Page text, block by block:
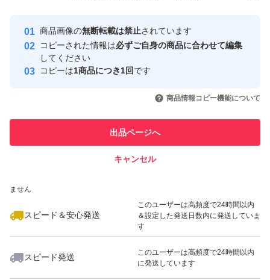
安心取引出品者
心・安全なユーザーです
取引実績
引を完了させた実績があります
での取引実績があります
ません
スピード＆安心発送
このユーザーは高頻度で24時間以内
＆設定した発送日数内に発送していま
す
スピード発送
このユーザーは高頻度で24時間以内
に発送しています
商品画像の無断転載は禁止されています
コピーされた情報は必ずご自身の商品に合わせて編集
してください
コピーは1商品につき1回です
商品情報コピー機能について
出品ページへ
キャンセル
いいね！
1,000